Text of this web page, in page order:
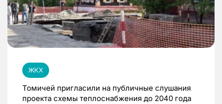
ЖКХ
Томичей пригласили на публичные слушания
проекта схемы теплоснабжения до 2040 года